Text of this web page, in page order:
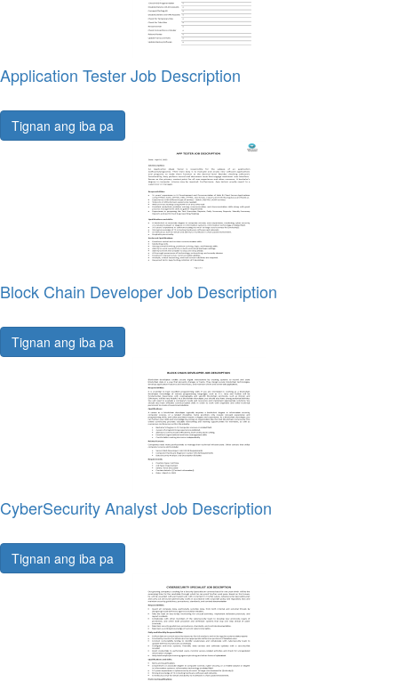
Application Tester Job Description
Tignan ang iba pa
Block Chain Developer Job Description
Tignan ang iba pa
CyberSecurity Analyst Job Description
Tignan ang iba pa